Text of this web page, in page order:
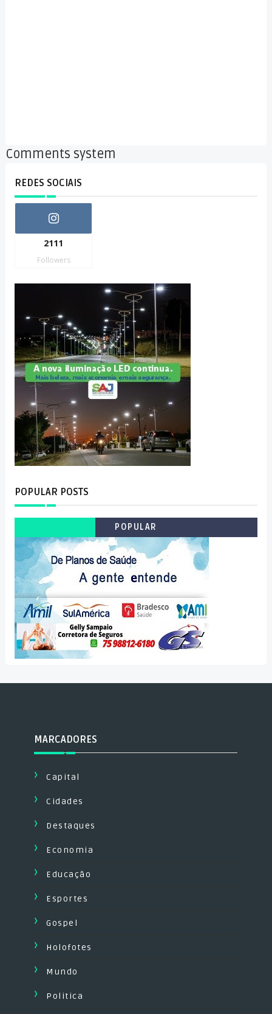
Comments system
REDES SOCIAIS
2111
Followers
POPULAR POSTS
POPULAR
MARCADORES
Capital
Cidades
Destaques
Economia
Educação
Esportes
Gospel
Holofotes
Mundo
Politica